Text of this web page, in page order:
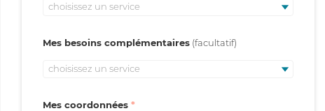
choisissez un service
Mes besoins complémentaires
choisissez un service
Mes coordonnées